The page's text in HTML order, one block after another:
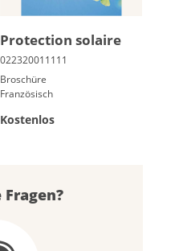
Pro­tec­tion so­laire
Broschüre
Französisch
Kostenlos
Fragen?